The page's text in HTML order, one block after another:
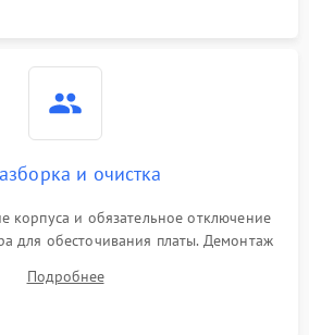
и очистка
корпуса и обязательное отключение
для обесточивания платы. Демонтаж
с кристаллов чипов.
Подробнее